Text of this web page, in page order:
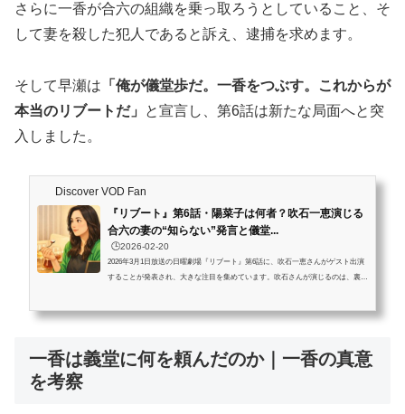
さらに一香が合六の組織を乗っ取ろうとしていること、そ
して妻を殺した犯人であると訴え、逮捕を求めます。
そして早瀬は 「俺が儀堂歩だ。一香をつぶす。これからが
本当のリブートだ」
と宣言し、第6話は新たな局面へと突
入しました。
Discover VOD Fan
『リブート』第6話・陽菜子は何者？吹石一恵演じる
合六の妻の“知らない”発言と儀堂...
🕒️2026-02-20
2026年3月1日放送の日曜劇場『リブート』第6話に、吹石一恵さんがゲスト出演
することが発表され、大きな注目を集めています。吹石さんが演じるのは、裏社
見どころ・儀堂との対面の意味を、公式発表情報をもとに整理します。放送前...
一香は義堂に何を頼んだのか｜一香の真意
を考察